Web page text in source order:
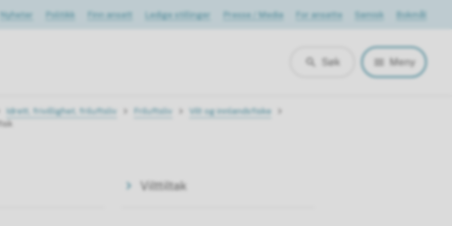
Nyheter Politikk Finn ansatt Ledige stillinger Presse / Media For ansatte Samisk Bokmål
Søk Meny
Idrett, frivillighet, friluftsliv Friluftsliv
Vilt og innlandsfiske
Vilttiltak